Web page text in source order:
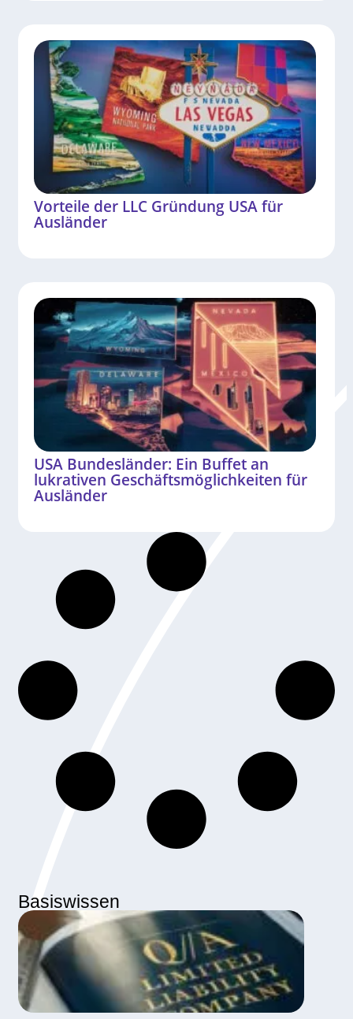
Vorteile der LLC Gründung USA für
Ausländer
USA Bundesländer: Ein Buffet an
lukrativen Geschäftsmöglichkeiten für
Ausländer
Basiswissen